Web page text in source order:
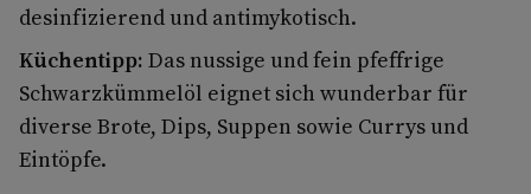
desinfizierend und antimykotisch.
Küchentipp: Das nussige und fein pfeffrige
Schwarzkümmelöl eignet sich wunderbar für
diverse Brote, Dips, Suppen sowie Currys und
Eintöpfe.